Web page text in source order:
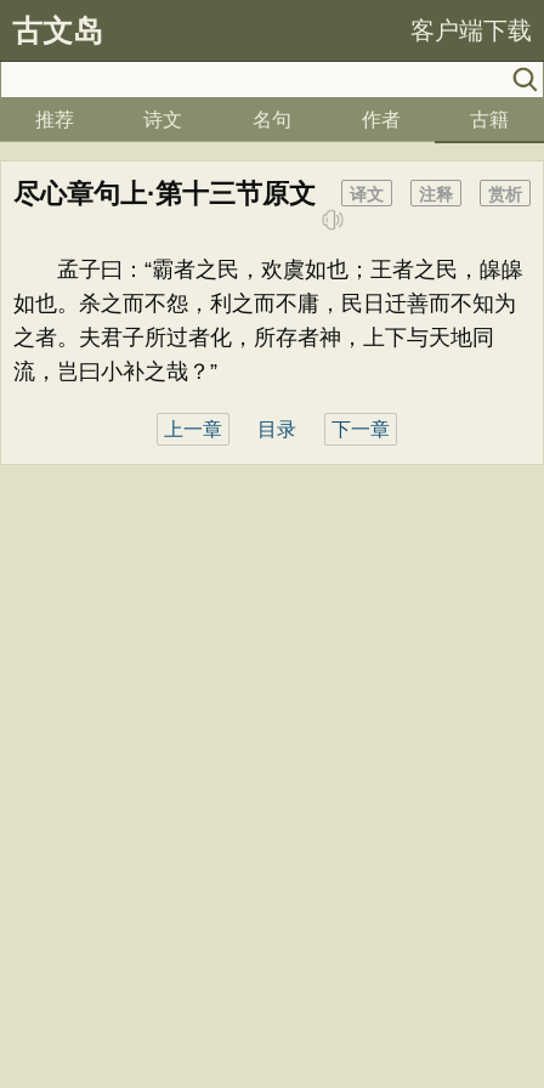
古文岛 客户端下载
推荐 诗文 名句 作者 古籍
尽心章句上·第十三节原文 赏析
注释
译文
孟子曰：“霸者之民，欢虞如也；王者之民，皞皞
如也。杀之而不怨，利之而不庸，民日迁善而不知为
之者。夫君子所过者化，所存者神，上下与天地同
流，岂曰小补之哉？”
上一章 目录 下一章